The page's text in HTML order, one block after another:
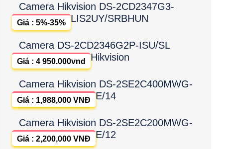
Camera Hikvision DS-2CD2347G3-
LIS2UY/SRBHUN
Giá : 5%-35%
Camera DS-2CD2346G2P-ISU/SL
Hikvision
Giá : 4 950.000vnd
Camera Hikvision DS-2SE2C400MWG-
E/14
Giá : 1,988,000 VNĐ
Camera Hikvision DS-2SE2C200MWG-
E/12
Giá : 2,200,000 VNĐ